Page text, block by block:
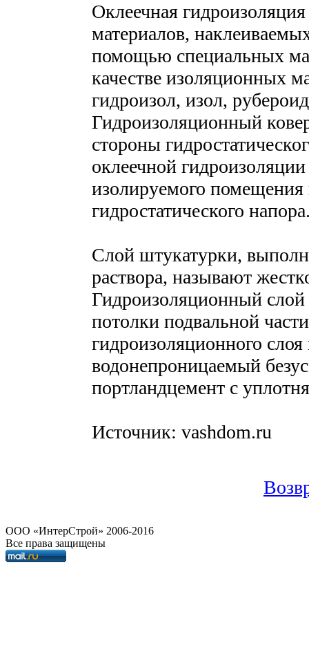
Оклеечная
материалов,
помощью специальных
качестве изоляционных
гидроизол, изол,
Гидроизоляционный
стороны
оклеечной
изолируемого
гидростатического
Слой штукатурки,
раствора, называют
Гидроизоляционный
потолки подвальной
гидроизоляционного
водонепроницаемый
портландцемент с
Источник: vashdom.ru
OOO «ИнтерСтрой» 2006-2016
Все права защищены